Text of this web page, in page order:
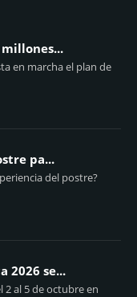
en marcha el plan de
pa...
del postre?
2026 se...
2 al 5 de octubre en